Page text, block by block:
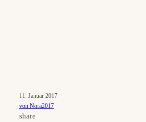
11. Januar 2017
von Nora2017
share